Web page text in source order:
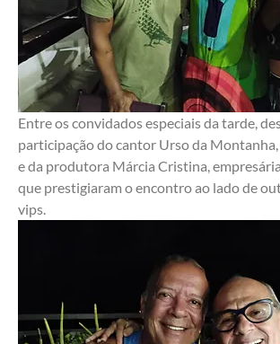
Entre os convidados especiais da tarde,
participação do cantor Urso da
e da produtora Márcia Cristina,
que prestigiaram o encontro ao lado de
vips.